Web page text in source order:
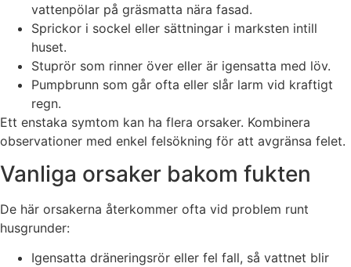
vattenpölar på gräsmatta nära fasad.
Sprickor i sockel eller sättningar i marksten intill
huset.
Stuprör som rinner över eller är igensatta med löv.
Pumpbrunn som går ofta eller slår larm vid kraftigt
regn.
Ett enstaka symtom kan ha flera orsaker. Kombinera
observationer med enkel felsökning för att avgränsa felet.
Vanliga orsaker bakom fukten
De här orsakerna återkommer ofta vid problem runt
husgrunder:
Igensatta dräneringsrör eller fel fall, så vattnet blir